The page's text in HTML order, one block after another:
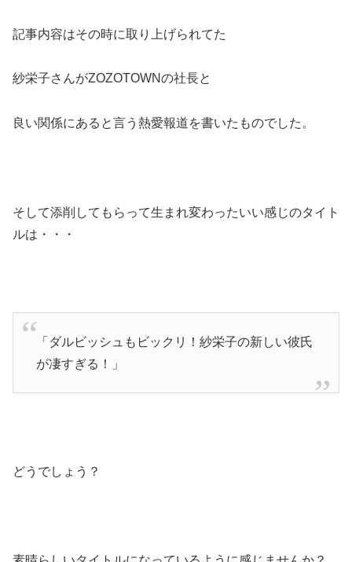
記事内容はその時に取り上げられてた
紗栄子さんがZOZOTOWNの社長と
良い関係にあると言う熱愛報道を書いたものでした。
そして添削してもらって生まれ変わったいい感じのタイト
ルは・・・
「ダルビッシュもビックリ！紗栄子の新しい彼氏
が凄すぎる！」
どうでしょう？